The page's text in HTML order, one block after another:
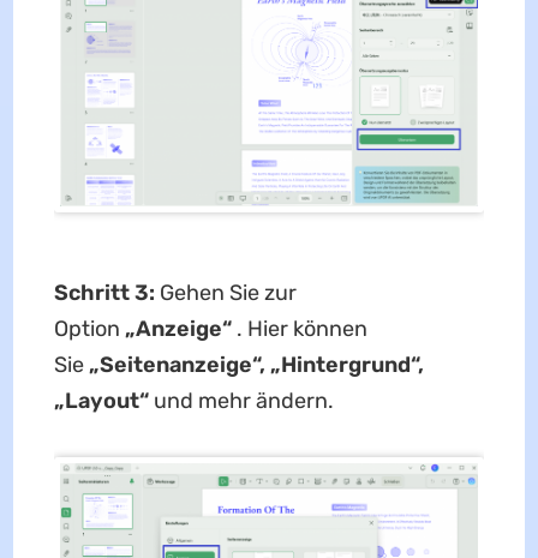
Schritt 3: Gehen Sie zur
Option „Anzeige“. Hier können
Sie „Seitenanzeige“, „Hintergrund“,
„Layout“und mehr ändern.